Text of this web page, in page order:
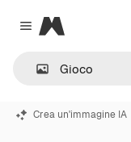
Close menu
Magnific
Crea un'immagine IA